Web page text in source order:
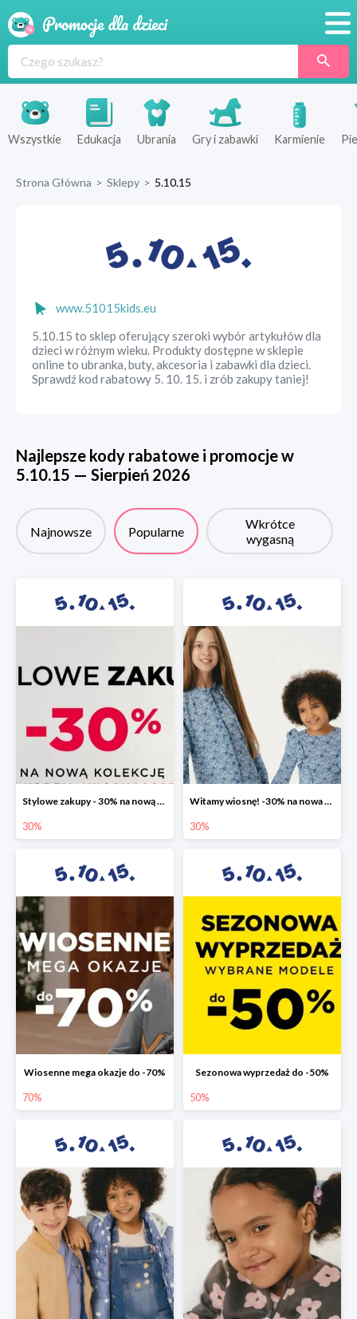
Produkty
Sklepy
Wszystkie Edukacja Ubrania Gry i zabawki Karmienie
Strona Główna > Sklepy > 5.10.15
www.51015kids.eu
5.10.15 to sklep oferujący szeroki wybór artykułów dla
dzieci w różnym wieku. Produkty dostępne w sklepie
online to ubranka, buty, akcesoria i zabawki dla dzieci.
Sprawdź kod rabatowy 5. 10. 15. i zrób zakupy taniej!
Najlepsze kody rabatowe i promocje w
5.10.15 — Sierpień 2026
Najnowsze Popularne
Wkrótce
wygasną
Stylowe zakupy - 30% na nową kolekcję
30%
Witamy wiosnę! -30% na nowa kolekcję
30%
Wiosenne mega okazje do -70%
70%
Sezonowa wyprzedaż do -50%
50%